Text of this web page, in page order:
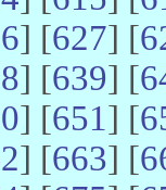
] [627] [
] [639] [
] [651] [
] [663] [